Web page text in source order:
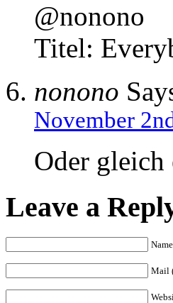
@nonono
Titel:
nonono
November
Oder
Leave a
Mail